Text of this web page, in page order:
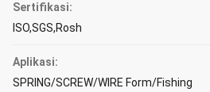
Sertifikasi:
ISO,SGS,Rosh
Aplikasi:
SPRING/SCREW/WIRE Form/Fishing